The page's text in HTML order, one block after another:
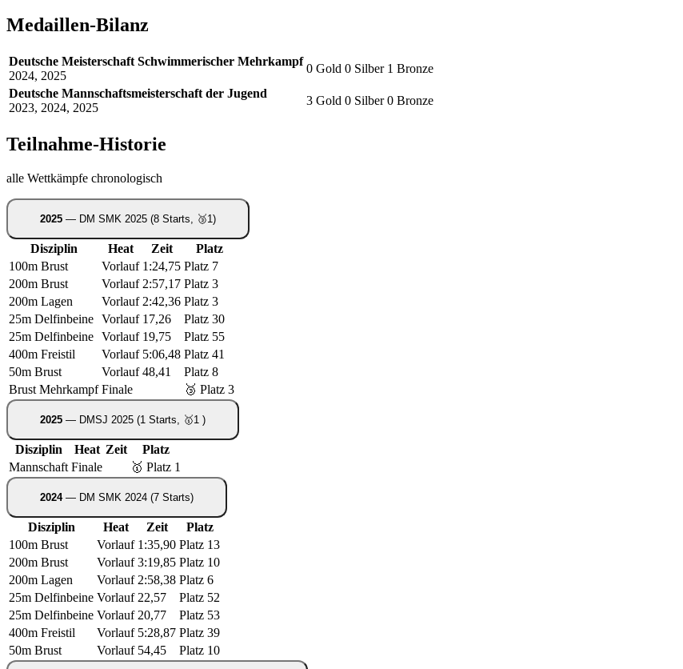
Medaillen-Bilanz
Deutsche Meisterschaft Schwimmerischer Mehrkampf
2024, 2025
0 Gold 0 Silber 1 Bronze
Deutsche Mannschaftsmeisterschaft der Jugend
2023, 2024, 2025
3 Gold 0 Silber 0 Bronze
Teilnahme-Historie
alle Wettkämpfe chronologisch
2025 — DM SMK 2025 (8 Starts, 🥉1)
Disziplin Heat Zeit
Platz
100m Brust
Vorlauf 1:24,75 Platz 7
200m Brust
Vorlauf 2:57,17 Platz 3
200m Lagen
Vorlauf 2:42,36 Platz 3
25m Delfinbeine Vorlauf 17,26
Platz 30
25m Delfinbeine Vorlauf 19,75
Platz 55
400m Freistil
Vorlauf 5:06,48 Platz 41
50m Brust
Vorlauf 48,41
Platz 8
Brust Mehrkampf Finale 🥉 Platz 3
2025 — DMSJ 2025 (1 Starts, 🥇1 )
Disziplin Heat Zeit
Platz
Mannschaft Finale 🥇 Platz 1
2024— DM SMK 2024 (7 Starts)
Disziplin Heat Zeit
Platz
100m Brust
Vorlauf 1:35,90 Platz 13
200m Brust
Vorlauf 3:19,85 Platz 10
200m Lagen
Vorlauf 2:58,38 Platz 6
25m Delfinbeine Vorlauf 22,57
Platz 52
25m Delfinbeine Vorlauf 20,77
Platz 53
400m Freistil
Vorlauf 5:28,87 Platz 39
50m Brust
Vorlauf 54,45 Platz 10